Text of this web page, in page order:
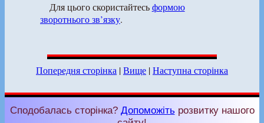
Для цього скористайтесьформою
зворотнього зв’язку.
Попередня сторінка |Вище |Наступна сторінка
Сподобалась сторінка? Допоможіть розвитку нашого